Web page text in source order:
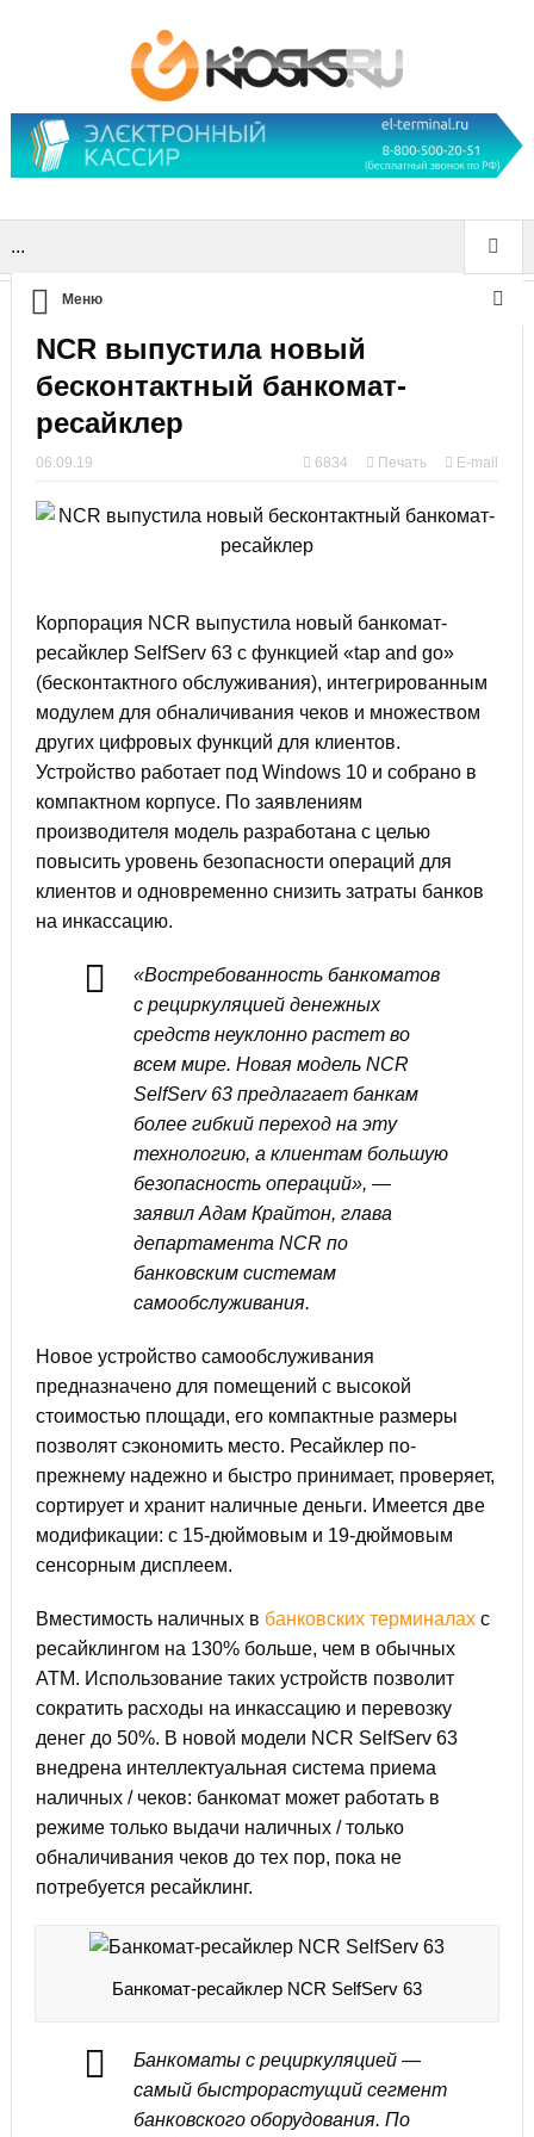
...
Меню
NCR выпустила новый
бесконтактный банкомат-
ресайклер
06.09.19 6834 Печать E-mail
Корпорация NCR выпустила новый банкомат-
ресайклер SelfServ 63 с функцией «tap and go»
(бесконтактного обслуживания), интегрированным
модулем для обналичивания чеков и множеством
других цифровых функций для клиентов.
Устройство работает под Windows 10 и собрано в
компактном корпусе. По заявлениям
производителя модель разработана с целью
повысить уровень безопасности операций для
клиентов и одновременно снизить затраты банков
на инкассацию.
«Востребованность банкоматов
с рециркуляцией денежных
средств неуклонно растет во
всем мире. Новая модель NCR
SelfServ 63 предлагает банкам
более гибкий переход на эту
технологию, а клиентам большую
безопасность операций», —
заявил Адам Крайтон, глава
департамента NCR по
банковским системам
самообслуживания.
Новое устройство самообслуживания
предназначено для помещений с высокой
стоимостью площади, его компактные размеры
позволят сэкономить место. Ресайклер по-
прежнему надежно и быстро принимает, проверяет,
сортирует и хранит наличные деньги. Имеется две
модификации: с 15-дюймовым и 19-дюймовым
сенсорным дисплеем.
Вместимость наличных в банковских терминалахс
ресайклингом на 130% больше, чем в обычных
ATM. Использование таких устройств позволит
сократить расходы на инкассацию и перевозку
денег до 50%. В новой модели NCR SelfServ 63
внедрена интеллектуальная система приема
наличных / чеков: банкомат может работать в
режиме только выдачи наличных / только
обналичивания чеков до тех пор, пока не
потребуется ресайклинг.
Банкомат-ресайклер NCR SelfServ 63
Банкоматы с рециркуляцией —
самый быстрорастущий сегмент
банковского оборудования. По